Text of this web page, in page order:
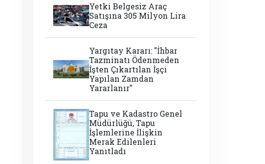
Yetki Belgesiz Araç
Satışına 305 Milyon Lira
Ceza
Yargıtay Kararı: "İhbar
Tazminatı Ödenmeden
İşten Çıkartılan İşçi
Yapılan Zamdan
Yararlanır"
Tapu ve Kadastro Genel
Müdürlüğü, Tapu
İşlemlerine İlişkin
Merak Edilenleri
Yanıtladı